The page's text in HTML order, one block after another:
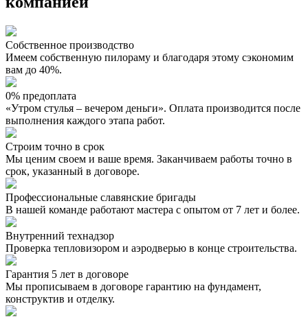
Собственное производство
Имеем собственную пилораму и благодаря этому сэкономим
вам до 40%.
0% предоплата
«Утром стулья – вечером деньги». Оплата производится после
выполнения каждого этапа работ.
Строим точно в срок
Мы ценим своем и ваше время. Заканчиваем работы точно в
срок, указанный в договоре.
Профессиональные славянские бригады
В нашей команде работают мастера с опытом от 7 лет и более.
Внутренний технадзор
Проверка тепловизором и аэродверью в конце строительства.
Гарантия 5 лет в договоре
Мы прописываем в договоре гарантию на фундамент,
конструктив и отделку.